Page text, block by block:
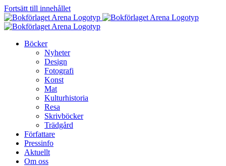
Fortsätt till innehållet
Böcker
Nyheter
Design
Fotografi
Konst
Mat
Kulturhistoria
Resa
Skrivböcker
Trädgård
Författare
Pressinfo
Aktuellt
Om oss